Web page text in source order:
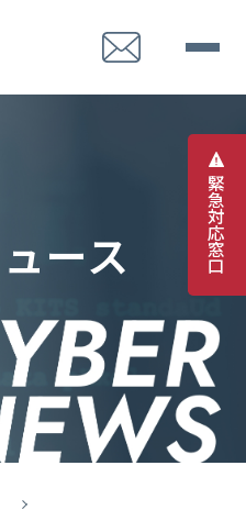
緊
急
対
応
窓
口
ュース